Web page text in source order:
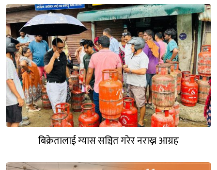
बिक्रेतालाई ग्यास सञ्चित गरेर नराख्न आग्रह